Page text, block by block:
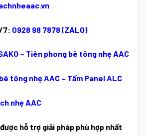
7: 0928 98 7878 (ZALO)
– Tiên phong bê tông nhẹ AAC
tông nhẹ AAC – Tấm Panel ALC
nhẹ AAC
hỗ trợ giải pháp phù hợp nhất